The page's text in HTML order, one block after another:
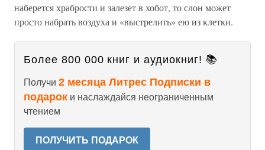
наберется храбрости и залезет в хобот, то слон может
просто набрать воздуха и «выстрелить» ею из клетки.
Более 800 000 книг и аудиокниг! 📚
Получи 2 месяца Литрес Подписки в
подарок и наслаждайся неограниченным
чтением
ПОЛУЧИТЬ ПОДАРОК